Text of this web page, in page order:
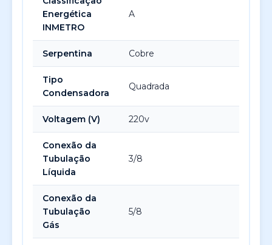
Energética
INMETRO
A
Serpentina Cobre
Tipo
Condensadora
Quadrada
Voltagem (V) 220v
Conexão da
Tubulação
Líquida
3/8
Conexão da
Tubulação
Gás
5/8